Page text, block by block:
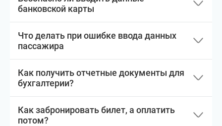
банковской карты
Что делать при ошибке ввода данных
пассажира
Как получить отчетные документы для
бухгалтерии?
Как забронировать билет, а оплатить
потом?